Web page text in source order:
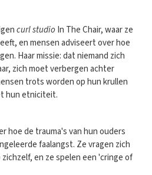
curl studio In The Chair, waar ze
en mensen adviseert over hoe
Haar missie: dat niemand zich
zich moet verbergen achter
trots worden op hun krullen
hun etniciteit.
hoe de trauma's van hun ouders
faalangst. Ze vragen zich
en ze spelen een 'cringe of